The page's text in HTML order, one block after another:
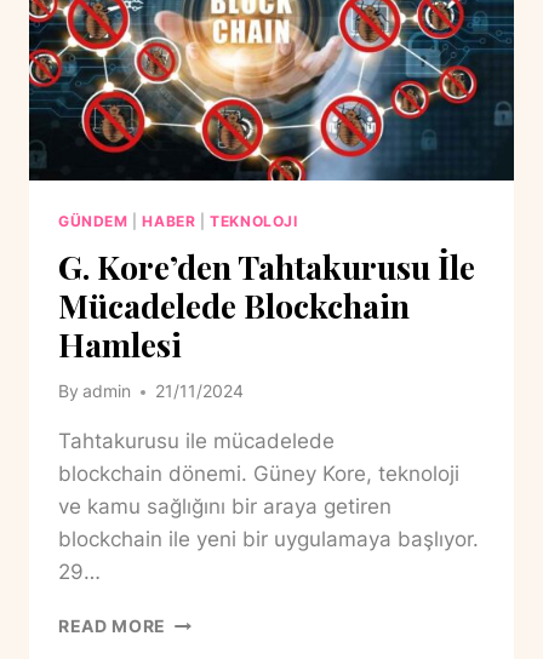
GÜNDEM |HABER |TEKNOLOJI
G. Kore’den Tahtakurusu İle
Mücadelede Blockchain
Hamlesi
By admin 21/11/2024
Tahtakurusu ile mücadelede
blockchain dönemi. Güney Kore, teknoloji
ve kamu sağlığını bir araya getiren
blockchain ile yeni bir uygulamaya başlıyor.
29…
READ MORE G.